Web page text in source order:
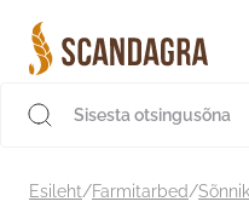
sisu
juurde
Esileht/Farmitarbed/